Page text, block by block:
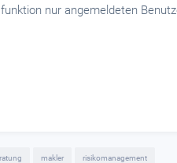
nur angemeldeten
makler risikomanagement